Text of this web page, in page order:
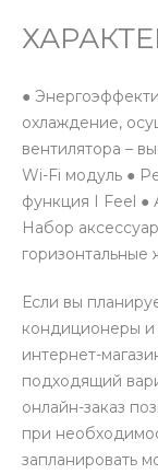
●
охлаждение,
вентилятора –
Wi-Fi модуль ●
функция I Feel ●
Набор
горизонтальные
Если вы
кондиционеры и
интернет-
подходящий
онлайн-заказ
при
запланировать